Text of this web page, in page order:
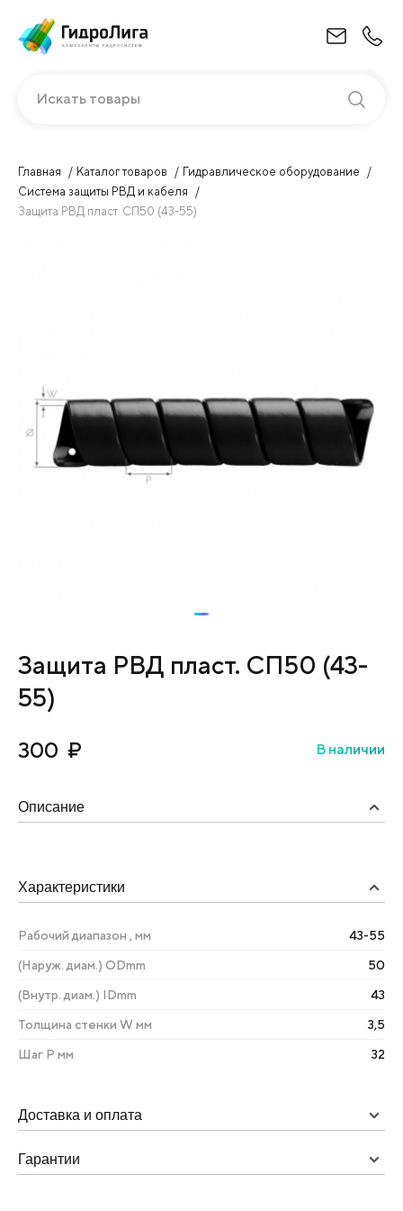
Искать товары
Главная Каталог товаров
Гидравлическое оборудование
Система защиты РВД и кабеля
Защита РВД пласт. СП50 (43-55)
Защита РВД пласт. СП50 (43-
55)
300 ₽ В наличии
Описание
Характеристики
Рабочий диапазон , мм 43-55
(Наруж. диам.) ODmm 50
(Внутр. диам.) IDmm 43
Толщина стенки W мм 3,5
Шаг Р мм 32
Доставка и оплата
Гарантии